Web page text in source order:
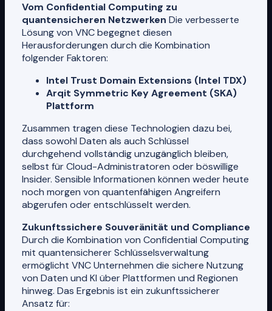
Vom Confidential Computing zu
quantensicheren Netzwerken Die verbesserte
Lösung von VNC begegnet diesen
Herausforderungen durch die Kombination
folgender Faktoren:
Intel Trust Domain Extensions (Intel TDX)
Arqit Symmetric Key Agreement (SKA)
Plattform
Zusammen tragen diese Technologien dazu bei,
dass sowohl Daten als auch Schlüssel
durchgehend vollständig unzugänglich bleiben,
selbst für Cloud-Administratoren oder böswillige
Insider. Sensible Informationen können weder heute
noch morgen von quantenfähigen Angreifern
abgerufen oder entschlüsselt werden.
Zukunftssichere Souveränität und Compliance
Durch die Kombination von Confidential Computing
mit quantensicherer Schlüsselsverwaltung
ermöglicht VNC Unternehmen die sichere Nutzung
von Daten und KI über Plattformen und Regionen
hinweg. Das Ergebnis ist ein zukunftssicherer
Ansatz für: